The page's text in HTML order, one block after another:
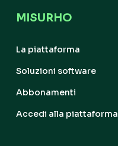
MISURHO
La piattaforma
Soluzioni software
Abbonamenti
Accedi alla piattaforma